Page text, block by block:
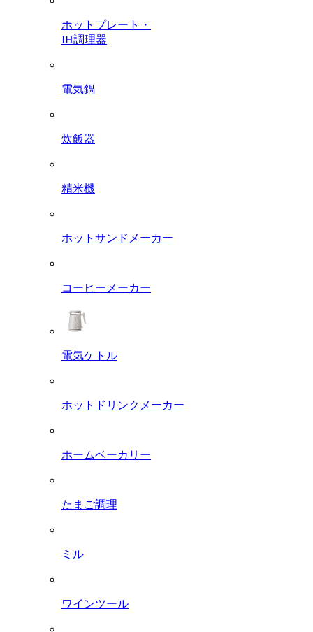
ホットプレート・
IH調理器
電気鍋
炊飯器
精米機
ホットサンドメーカー
コーヒーメーカー
電気ケトル
ホットドリンクメーカー
ホームベーカリー
たまご調理
ミル
ワインツール